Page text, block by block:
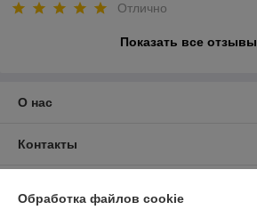
Отлично
Показать все отзывы
О нас
Контакты
Обработка файлов cookie